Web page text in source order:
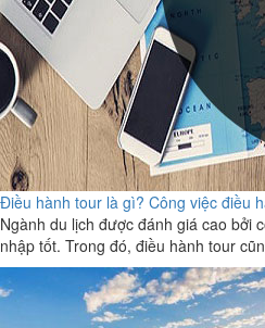
Điều hành tour là gì? Công việc điều
Ngành du lịch được đánh giá cao bởi
nhập tốt. Trong đó, điều hành tour